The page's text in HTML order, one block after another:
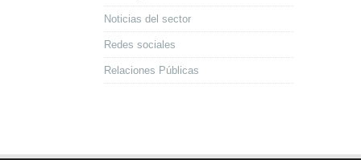
Noticias del sector
Redes sociales
Relaciones Públicas